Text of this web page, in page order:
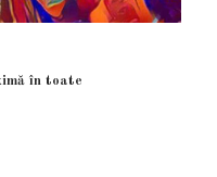
în toate